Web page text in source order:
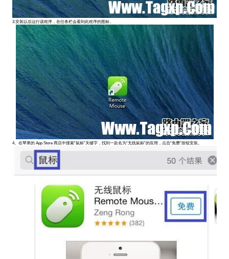
3.安装以后运行该程序，在任务栏会看到此程序的图标。
4。在苹果的 App Store 商店中搜索“鼠标”关键字，找到一款名为“无线鼠标”的应用，点击“免费”按钮安装。